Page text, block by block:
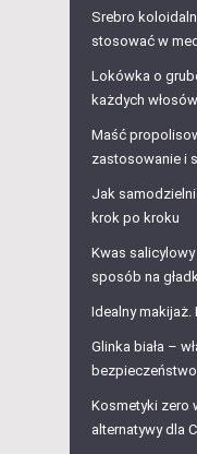
Srebro
stosować w
Lokówka o
każdych
Maść
zastosowanie i
Jak
krok po kroku
Kwas
sposób na
Idealny
Glinka biała –
Kosmetyki zero
alternatywy dla